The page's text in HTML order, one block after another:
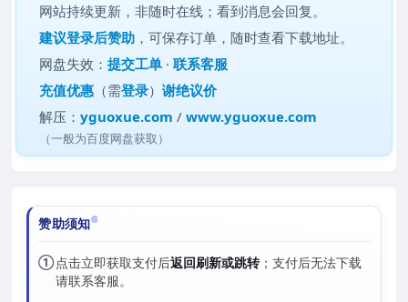
网站持续更新，非随时在线；看到消息会回复。
建议登录后赞助 ，可保存订单，随时查看下载地址。
网盘失效：提交工单 ·联系客服
充值优惠 （需登录）谢绝议价
解压：yguoxue.com /www.yguoxue.com
（一般为百度网盘获取）
赞助须知
①点击立即获取支付后返回刷新或跳转；支付后无法下载
请联系客服。